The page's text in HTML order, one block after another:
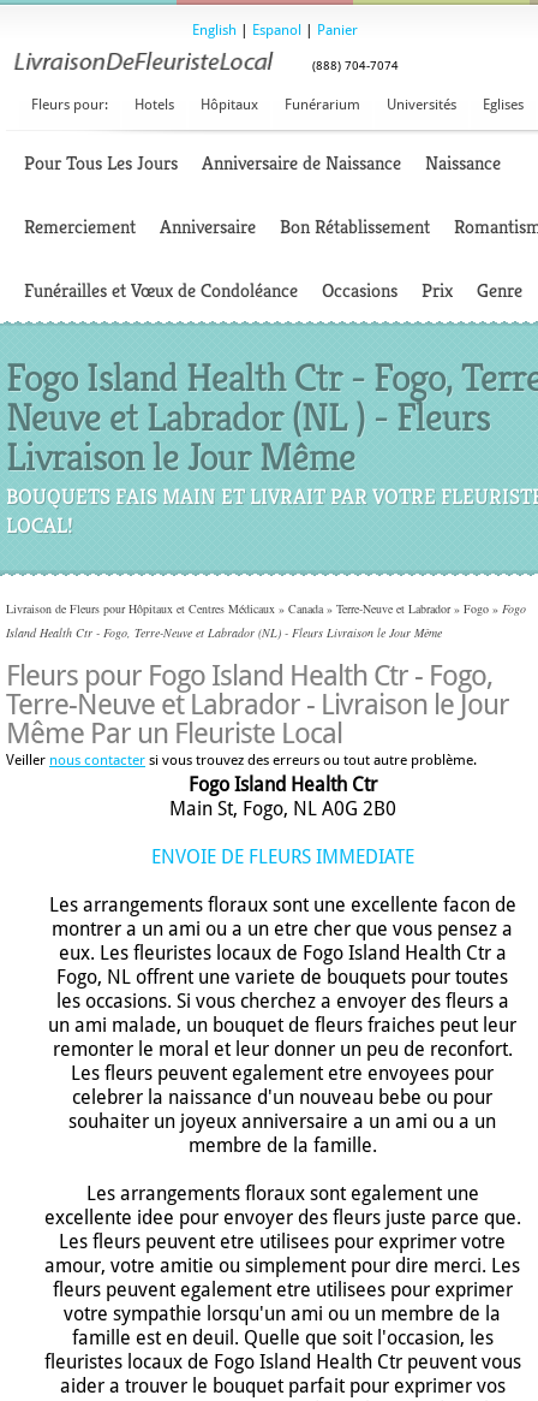
English Espanol Panier
(888) 704-7074
Fleurs pour: Hotels Hôpitaux Funérarium Universités Eglises
Pour Tous Les Jours Anniversaire de Naissance Naissance
Remerciement Anniversaire Bon Rétablissement
Funérailles et Vœux de Condoléance Occasions Prix Genre
Fogo Island Health Ctr - Fogo,
Neuve et Labrador (NL ) - Fleurs
Livraison le Jour Même
BOUQUETS FAIS MAIN ET LIVRAIT PAR VOTRE
LOCAL!
Livraison de Fleurs pour Hôpitaux et Centres Médicaux » Canada » Terre-Neuve et Labrador » Fogo » Fogo
Island Health Ctr - Fogo, Terre-Neuve et Labrador (NL) - Fleurs Livraison le Jour Même
Fleurs pour Fogo Island Health Ctr - Fogo,
Terre-Neuve et Labrador - Livraison le Jour
Même Par un Fleuriste Local
Veiller nous contacter si vous trouvez des erreurs ou tout autre problème.
Fogo Island Health Ctr
Main St, Fogo, NL A0G 2B0
ENVOIE DE FLEURS IMMEDIATE
Les arrangements floraux sont une excellente facon de
montrer a un ami ou a un etre cher que vous pensez a
eux. Les fleuristes locaux de Fogo Island Health Ctr a
Fogo, NL offrent une variete de bouquets pour toutes
les occasions. Si vous cherchez a envoyer des fleurs a
un ami malade, un bouquet de fleurs fraiches peut leur
remonter le moral et leur donner un peu de reconfort.
Les fleurs peuvent egalement etre envoyees pour
celebrer la naissance d'un nouveau bebe ou pour
souhaiter un joyeux anniversaire a un ami ou a un
membre de la famille.
Les arrangements floraux sont egalement une
excellente idee pour envoyer des fleurs juste parce que.
Les fleurs peuvent etre utilisees pour exprimer votre
amour, votre amitie ou simplement pour dire merci. Les
fleurs peuvent egalement etre utilisees pour exprimer
votre sympathie lorsqu'un ami ou un membre de la
famille est en deuil. Quelle que soit l'occasion, les
fleuristes locaux de Fogo Island Health Ctr peuvent vous
aider a trouver le bouquet parfait pour exprimer vos